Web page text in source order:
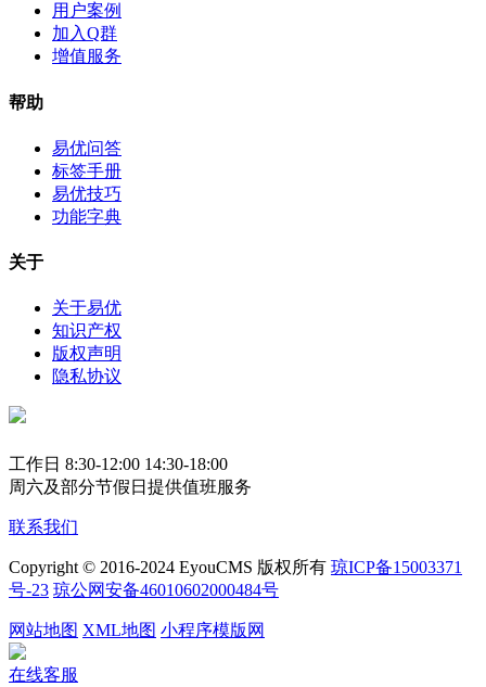
用户案例
加入Q群
增值服务
帮助
易优问答
标签手册
易优技巧
功能字典
关于
关于易优
知识产权
版权声明
隐私协议
工作日 8:30-12:00 14:30-18:00
周六及部分节假日提供值班服务
联系我们
Copyright © 2016-2024 EyouCMS 版权所有 琼ICP备15003371
号-23 琼公网安备46010602000484号
网站地图 XML地图 小程序模版网
在线客服